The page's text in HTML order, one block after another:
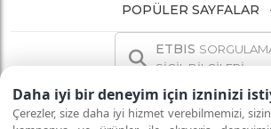
Daha iyi bir deneyim için izninizi
Çerezler, size daha iyi hizmet verebilmemizi,
POPÜLER SAYFALAR
ETBIS
SİCİL BİLGİLERİ